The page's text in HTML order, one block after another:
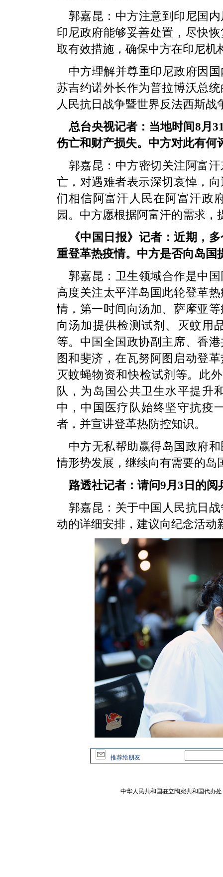
郭嘉昆：中方注意到印尼国
印尼政府能够妥善处置，尽快
取有效措施，确保中方在印尼机
中方理解并尊重印尼政府因
苏吉约诺外长作为普拉博沃总
人民抗日战争暨世界反法西斯战
总台央视记者：当地时间8月
伤亡和财产损失。中方对此有
郭嘉昆：中方密切关注阿富
亡，对遇难者表示深切哀悼，
们相信阿富汗人民在阿富汗政
园。中方愿根据阿富汗的需求，
《中国日报》记者：近期，
重登革热疫情。中方是否向岛
郭嘉昆：卫生领域合作是中
高度关注太平洋岛国此轮登革
情，第一时间向汤加、萨摩亚
向汤加提供检测试剂、灭蚊用
等。中国全国政协副主席、香
图和斐济，在瓦努阿图启动登
灭蚊蝇物资和快检试剂等。此
队，为岛国公共卫生水平提升
中，中国医疗队始终坚守抗疫
者，并宣讲登革热防控知识。
中方无私帮助赢得岛国政府
情形势发展，继续向有需要的岛
路透社记者：请问9月3日的
郭嘉昆：关于中国人民抗日
动的详细安排，建议向纪念活动
推荐给朋友
中华人民共和国驻立陶宛共和国代办处